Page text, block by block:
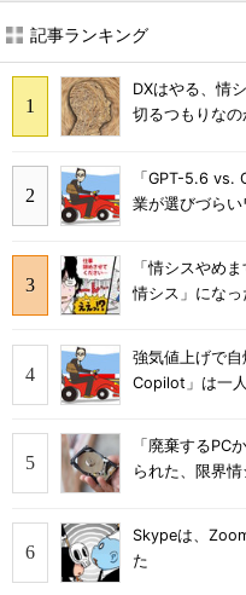
記事ランキング
DXはやる、情
切るつもりなの
「GPT-5.6 vs.
業が選びづら
「情シスやめ
情シス」にな
強気値上げで
Copilot」は一
「廃棄するPC
られた、限界
Skypeは、
た